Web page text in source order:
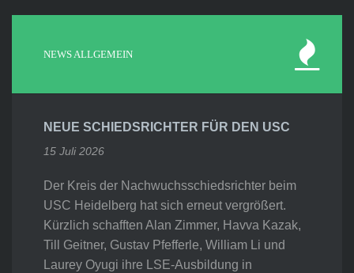
NEWS ALLGEMEIN
NEUE SCHIEDSRICHTER FÜR DEN USC
15 Juli 2026
Der Kreis der Nachwuchsschiedsrichter beim
USC Heidelberg hat sich erneut vergrößert.
Kürzlich schafften Alan Zimmer, Havva Kazak,
Till Geitner, Gustav Pfefferle, William Li und
Laurey Oyugi ihre LSE-Ausbildung in